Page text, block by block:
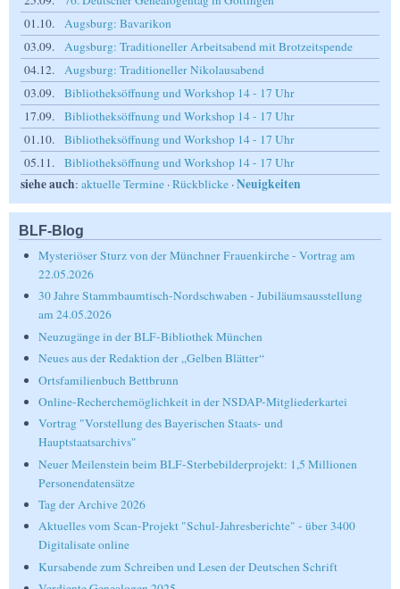
01.10.
Augsburg: Bavarikon
03.09.
Augsburg: Traditioneller Arbeitsabend mit Brotzeitspende
04.12.
Augsburg: Traditioneller Nikolausabend
03.09.
Bibliotheksöffnung und Workshop 14 - 17 Uhr
17.09.
Bibliotheksöffnung und Workshop 14 - 17 Uhr
01.10.
Bibliotheksöffnung und Workshop 14 - 17 Uhr
05.11.
Bibliotheksöffnung und Workshop 14 - 17 Uhr
siehe auch: aktuelle Termine ·Rückblicke ·Neuigkeiten
BLF-Blog
Mysteriöser Sturz von der Münchner Frauenkirche - Vortrag am
22.05.2026
30 Jahre Stammbaumtisch-Nordschwaben - Jubiläumsausstellung
am 24.05.2026
Neuzugänge in der BLF-Bibliothek München
Neues aus der Redaktion der „Gelben Blätter“
Ortsfamilienbuch Bettbrunn
Online-Recherchemöglichkeit in der NSDAP-Mitgliederkartei
Vortrag "Vorstellung des Bayerischen Staats- und
Hauptstaatsarchivs"
Neuer Meilenstein beim BLF-Sterbebilderprojekt: 1,5 Millionen
Personendatensätze
Tag der Archive 2026
Aktuelles vom Scan-Projekt "Schul-Jahresberichte" - über 3400
Digitalisate online
Kursabende zum Schreiben und Lesen der Deutschen Schrift